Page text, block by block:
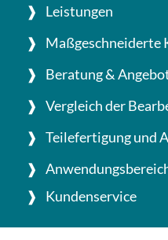
Leistungen
Maßgeschneiderte
Beratung &
Vergleich der
Teilefertigung und
Kundenservice